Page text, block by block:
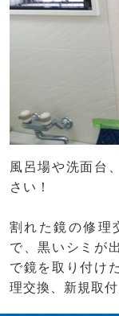
風呂場や洗面台
さい！
割れた鏡の修理
で、黒いシミが
で鏡を取り付け
理交換、新規取